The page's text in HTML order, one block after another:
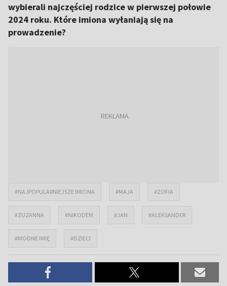
wybierali najczęściej rodzice w pierwszej połowie
2024 roku. Które imiona wyłaniają się na
prowadzenie?
#NAJPOPULARNIEJSZE IMIONA #MAJA #ZOFIA
#ZUZANNA #NIKODEM #JAN #ALEKSANDER
#MODNE IMIĘ #DZIECI